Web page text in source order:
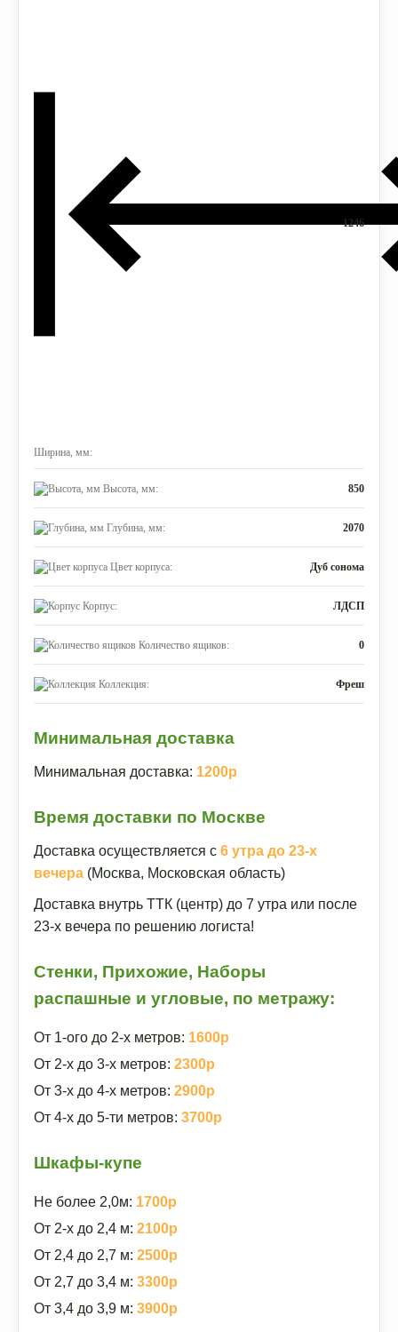
Ширина, мм:
1246
Высота, мм: 850
Глубина, мм: 2070
Цвет корпуса: Дуб сонома
Корпус: ЛДСП
Количество ящиков: 0
Коллекция: Фреш
Минимальная доставка
Минимальная доставка: 1200р
Время доставки по Москве
Доставка осуществляется с 6 утра до 23-х
вечера (Москва, Московская область)
Доставка внутрь ТТК (центр) до 7 утра или после
23-х вечера по решению логиста!
Стенки, Прихожие, Наборы
распашные и угловые, по метражу:
От 1-ого до 2-х метров: 1600р
От 2-х до 3-х метров: 2300р
От 3-х до 4-х метров: 2900р
От 4-х до 5-ти метров: 3700р
Шкафы-купе
Не более 2,0м: 1700р
От 2-х до 2,4 м: 2100р
От 2,4 до 2,7 м: 2500р
От 2,7 до 3,4 м: 3300р
От 3,4 до 3,9 м: 3900р